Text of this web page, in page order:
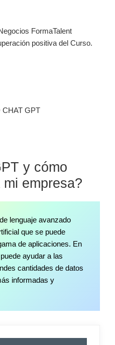
FormaTalent
positiva del Curso.
y cómo
empresa?
lenguaje avanzado
que se puede
de aplicaciones. En
ayudar a las
cantidades de datos
informadas y